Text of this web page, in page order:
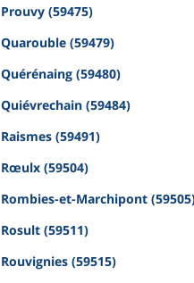
Prouvy (59475)
Quarouble (59479)
Quérénaing (59480)
Quiévrechain (59484)
Raismes (59491)
Rœulx (59504)
Rombies-et-Marchipont
Rosult (59511)
Rouvignies (59515)